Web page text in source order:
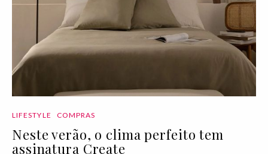
LIFESTYLE COMPRAS
Neste verão, o clima perfeito tem
assinatura Create